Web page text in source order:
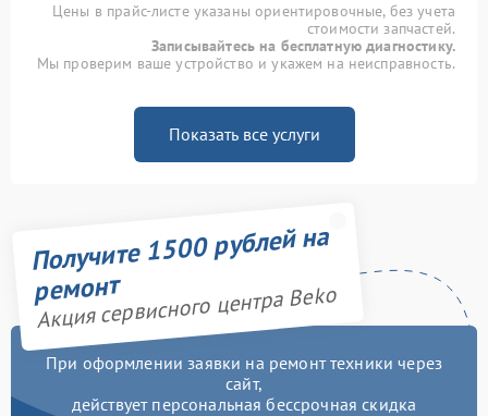
Цены в прайс-листе указаны ориентировочные, без учета
стоимости запчастей.
Записывайтесь на бесплатную диагностику.
Мы проверим ваше устройство и укажем на неисправность.
Показать все услуги
Получите 1500 рублей на
ремонт
Акция сервисного центра Beko
При оформлении заявки на ремонт техники через
сайт,
действует персональная бессрочная скидка